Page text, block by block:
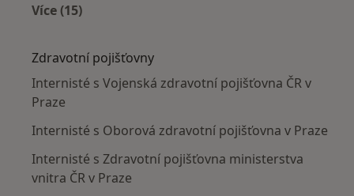
Více (15)
Zdravotní pojišťovny
Internisté s Vojenská zdravotní pojišťovna ČR v
Praze
Internisté s Oborová zdravotní pojišťovna v Praze
Internisté s Zdravotní pojišťovna ministerstva
vnitra ČR v Praze